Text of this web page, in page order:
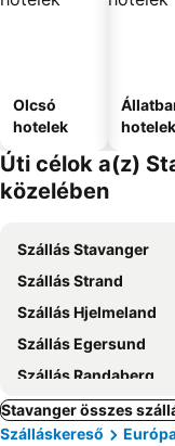
Olcsó
hotelek
hotelek
Úti célok a(z)
közelében
Szállás Stavanger
Szállás Strand
Szállás Hjelmeland
Szállás Egersund
Szállás Randaberg
Stavanger összes
Szálláskereső